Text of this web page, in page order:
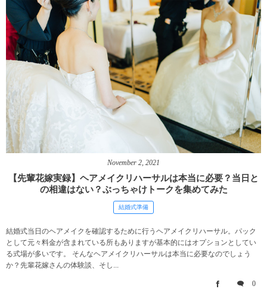
November 2, 2021
【先輩花嫁実録】ヘアメイクリハーサルは本当に必要？当日と
の相違はない？ぶっちゃけトークを集めてみた
結婚式準備
結婚式当日のヘアメイクを確認するために行うヘアメイクリハーサル。パック
として元々料金が含まれている所もありますが基本的にはオプションとしてい
る式場が多いです。 そんなヘアメイクリハーサルは本当に必要なのでしょう
か？先輩花嫁さんの体験談、そし...
0